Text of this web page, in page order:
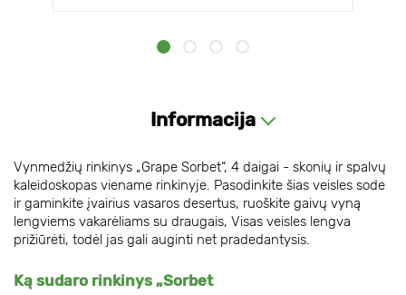
Informacija
Vynmedžių rinkinys „Grape Sorbet“, 4 daigai - skonių ir spalvų
kaleidoskopas viename rinkinyje. Pasodinkite šias veisles sode
ir gaminkite įvairius vasaros desertus, ruoškite gaivų vyną
lengviems vakarėliams su draugais, Visas veisles lengva
prižiūrėti, todėl jas gali auginti net pradedantysis.
Ką sudaro rinkinys „Sorbet